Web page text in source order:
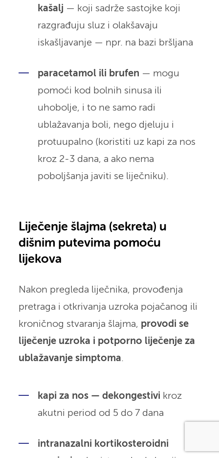
kašalj — koji sadrže sastojke koji
razgrađuju sluz i olakšavaju
iskašljavanje — npr. na bazi bršljana
paracetamol ili brufen — mogu
pomoći kod bolnih sinusa ili
uhobolje, i to ne samo radi
ublažavanja boli, nego djeluju i
protuupalno (koristiti uz kapi za nos
kroz 2-3 dana, a ako nema
poboljšanja javiti se liječniku).
Liječenje šlajma (sekreta) u
dišnim putevima pomoću
lijekova
Nakon pregleda liječnika, provođenja
pretraga i otkrivanja uzroka pojačanog ili
kroničnog stvaranja šlajma, provodi se
liječenje uzroka i potporno liječenje za
ublažavanje simptoma.
kapi za nos — dekongestivi kroz
akutni period od 5 do 7 dana
intranazalni kortikosteroidni